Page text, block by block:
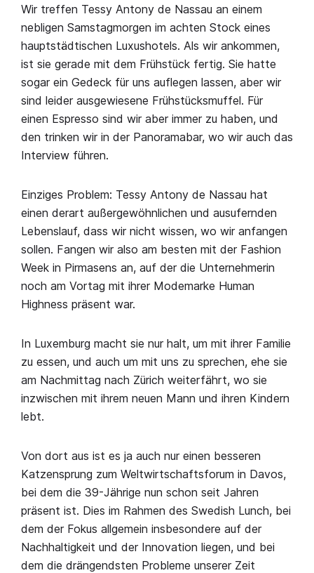
Wir treffen Tessy Antony de Nassau an einem
nebligen Samstagmorgen im achten Stock eines
hauptstädtischen Luxushotels. Als wir ankommen,
ist sie gerade mit dem Frühstück fertig. Sie hatte
sogar ein Gedeck für uns auflegen lassen, aber wir
sind leider ausgewiesene Frühstücksmuffel. Für
einen Espresso sind wir aber immer zu haben, und
den trinken wir in der Panoramabar, wo wir auch das
Interview führen.
Einziges Problem: Tessy Antony de Nassau hat
einen derart außergewöhnlichen und ausufernden
Lebenslauf, dass wir nicht wissen, wo wir anfangen
sollen. Fangen wir also am besten mit der Fashion
Week in Pirmasens an, auf der die Unternehmerin
noch am Vortag mit ihrer Modemarke Human
Highness präsent war.
In Luxemburg macht sie nur halt, um mit ihrer Familie
zu essen, und auch um mit uns zu sprechen, ehe sie
am Nachmittag nach Zürich weiterfährt, wo sie
inzwischen mit ihrem neuen Mann und ihren Kindern
lebt.
Von dort aus ist es ja auch nur einen besseren
Katzensprung zum Weltwirtschaftsforum in Davos,
bei dem die 39-Jährige nun schon seit Jahren
präsent ist. Dies im Rahmen des Swedish Lunch, bei
dem der Fokus allgemein insbesondere auf der
Nachhaltigkeit und der Innovation liegen, und bei
dem die drängendsten Probleme unserer Zeit